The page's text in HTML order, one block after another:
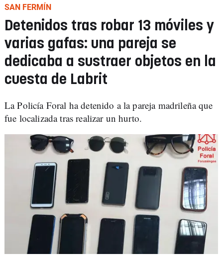
SAN FERMÍN
Detenidos tras robar 13 móviles y
varias gafas: una pareja se
dedicaba a sustraer objetos en la
cuesta de Labrit
La Policía Foral ha detenido a la pareja madrileña que
fue localizada tras realizar un hurto.